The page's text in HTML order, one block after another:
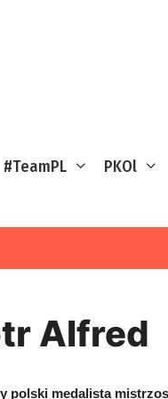
#TeamPL PKOl
Alfred
polski medalista